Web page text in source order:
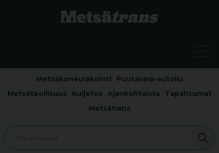
Metsäkoneurakointi
Puutavara-autoilu
Metsäteollisuus
Kuljetus Ajankohtaista
Tapahtumat
Metsätrans